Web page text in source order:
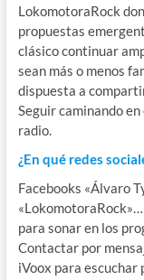
LokomotoraRock
propuestas
clásico continuar
sean más o menos
dispuesta a
Seguir caminando
radio.
¿En qué redes
Facebooks «Álvaro
para sonar en los
Contactar por
iVoox para escuchar